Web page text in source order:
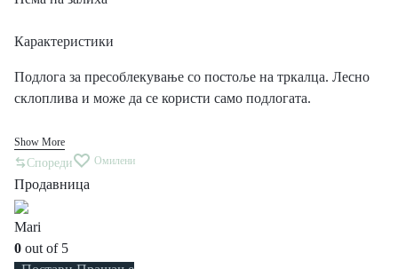
Карактеристики
Подлога за пресоблекување со постоље на тркалца. Лесно
склоплива и може да се користи само подлогата.
Show More
Спореди Омилени
Продавница
Mari
0 out of 5